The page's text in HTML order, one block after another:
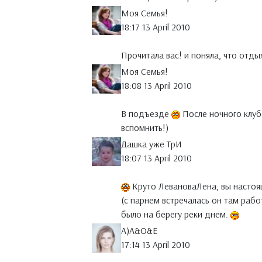
Моя Семья!
18:17 13 April 2010
Прочитала вас! и поняла, что
Моя Семья!
18:08 13 April 2010
В подъезде
После ночного
вспомнить!)
Дашка уже ТрИ
18:07 13 April 2010
Круто ЛевановаЛена, вы
(с парнем встречалась он там
было на берегу реки днем.
A)A&O&E
17:14 13 April 2010